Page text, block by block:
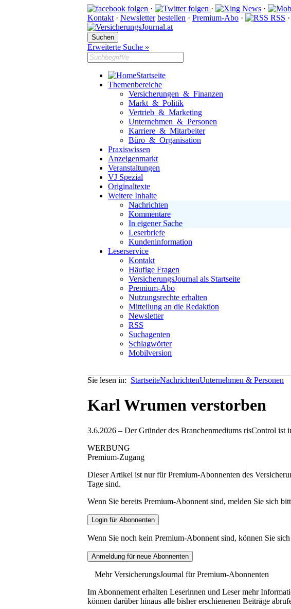
· ·
·
Kontakt · Newsletter bestellen · Premium-Abo · RSS ·
Erweiterte Suche »
Startseite
Themenbereiche
Versicherungen & Finanzen
Markt & Politik
Vertrieb & Marketing
Unternehmen & Personen
Karriere & Mitarbeiter
Büro & Organisation
Praxiswissen
Anzeigenmarkt
Veranstaltungen
VJ Spezial
Originaltexte
Weitere Inhalte
Nachrichten
Kommentare
In eigener Sache
Leserbriefe
Kundeninformation
Leserservice
Kontakt
Häufige Fragen
VersicherungsJournal als Startseite
Premium-Abo
Nutzungsrechte erhalten
Mitteilung an die Redaktion
Newsletter
RSS
Suchagenten
Schlagwörter
Mobilversion
Sie lesen in: StartseiteNachrichtenUnternehmen & Personen
Karl Wrumen verstorben
3.6.2026 – Der Gründer des Branchenmediums risControl
WERBUNG
Premium-Zugang
Dieser Artikel ist nur für Premium-Abonnenten des
Tage sind.
Wenn Sie bereits Premium-Abonnent sind, melden Sie sich
Wenn Sie noch kein Premium-Abonnent sind, können Sie
Mehr VersicherungsJournal für Premium-Abonnenten
Im Abonnement erhalten Leserinnen und Leser mehr
können darüber hinaus alle bisher erschienenen Beiträge